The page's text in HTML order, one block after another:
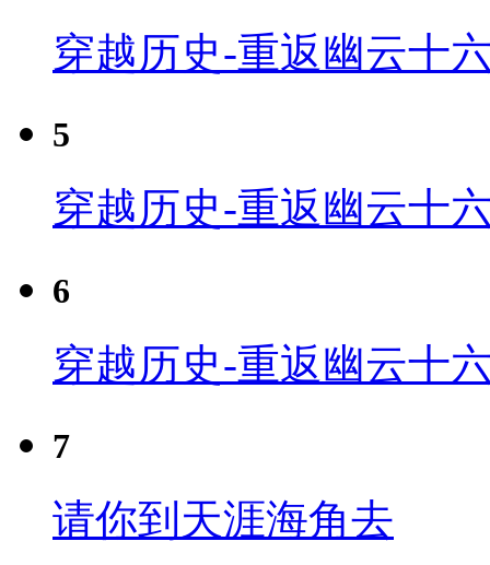
穿越历史-重返幽云十
5
穿越历史-重返幽云十
6
穿越历史-重返幽云十
7
请你到天涯海角去